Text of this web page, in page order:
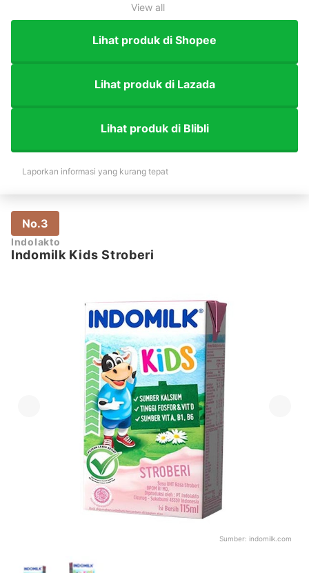
View all
Lihat produk di Shopee
Lihat produk di Lazada
Lihat produk di Blibli
Laporkan informasi yang kurang tepat
No.3
Indolakto
Indomilk Kids Stroberi
Sumber: indomilk.com